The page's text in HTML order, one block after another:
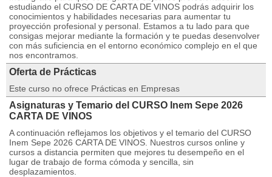
estudiando el CURSO DE CARTA DE VINOS podrás adquirir los
conocimientos y habilidades necesarias para aumentar tu
proyección profesional y personal. Estamos a tu lado para que
consigas mejorar mediante la formación y te puedas desenvolver
con más suficiencia en el entorno económico complejo en el que
nos encontramos.
Oferta de Prácticas
Este curso no ofrece Prácticas en Empresas
Asignaturas y Temario del CURSO Inem Sepe 2026
CARTA DE VINOS
A continuación reflejamos los objetivos y el temario del CURSO
Inem Sepe 2026 CARTA DE VINOS. Nuestros cursos online y
cursos a distancia permiten que mejores tu desempeño en el
lugar de trabajo de forma cómoda y sencilla, sin
desplazamientos.